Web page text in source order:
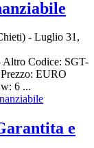
- Luglio 31,
Codice: SGT-
EURO
6 ...
e